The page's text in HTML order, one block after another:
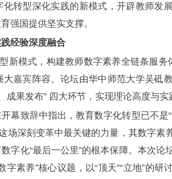
转型深化实践的新模式，开辟教师发
强国提供坚实支撑。
经验深度融合
模式，构建教师数字素养全链条服务
嘉宾阵容。论坛由华中师范大学吴砥
果发布” 四大环节，实现理论高度与实
致辞中指出，教育数字化转型已不是“
场深刻变革中最关键的力量，其数字素
字化“最后一公里”的根本保障。本次论
字素养”核心议题，以“顶天”“立地”的